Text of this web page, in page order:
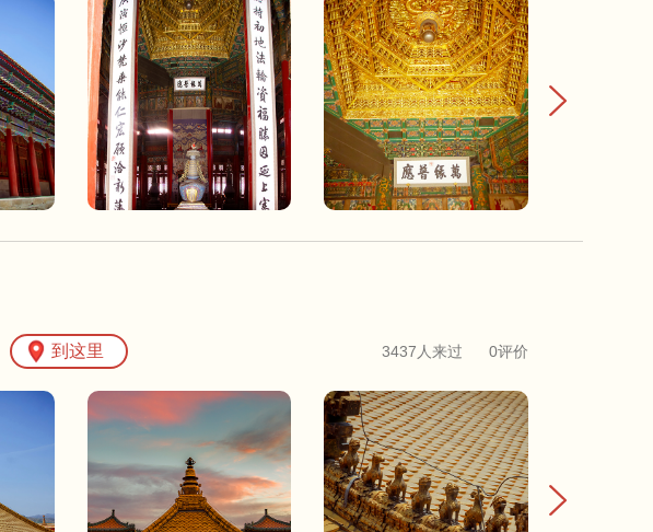
到这里 3437人来过 0评价